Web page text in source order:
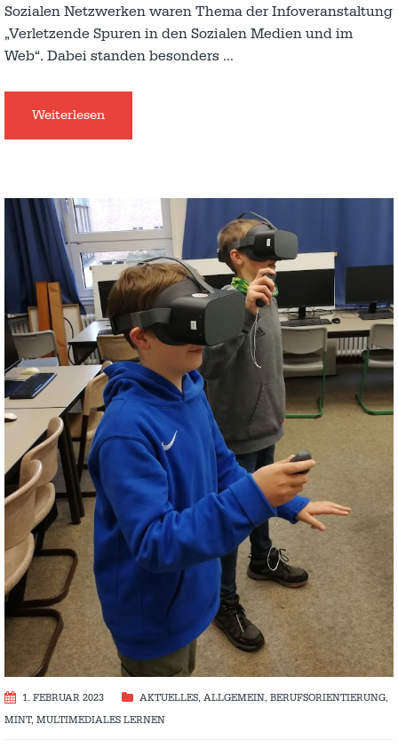
Sozialen Netzwerken waren Thema der Infoveranstaltung
„Verletzende Spuren in den Sozialen Medien und im
Web“. Dabei standen besonders …
Weiterlesen
1. FEBRUAR 2023 AKTUELLES, ALLGEMEIN, BERUFSORIENTIERUNG,
MINT, MULTIMEDIALES LERNEN